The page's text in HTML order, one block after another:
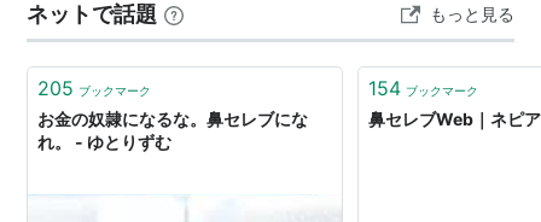
SKINLISM 美容液マスク すこやか肌うさぎ…
ネットで話題 もっと見る
205 ブックマーク
お金の奴隷になるな。鼻セレブにな
れ。 - ゆとりずむ
154 ブックマーク
鼻セレブWeb｜ネピア